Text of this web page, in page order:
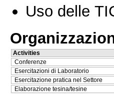
Uso delle
Activities
Conferenze
Esercitazioni di Laboratorio
Esercitazione pratica nel Settore
Elaborazione tesina/tesine